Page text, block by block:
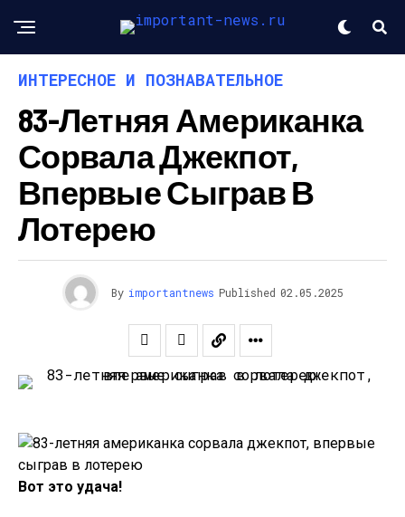
ИНТЕРЕСНОЕ И ПОЗНАВАТЕЛЬНОЕ
83-Летняя Американка
Сорвала Джекпот,
Впервые Сыграв В
Лотерею
By importantnews Published 02.05.2025
Вот это удача!